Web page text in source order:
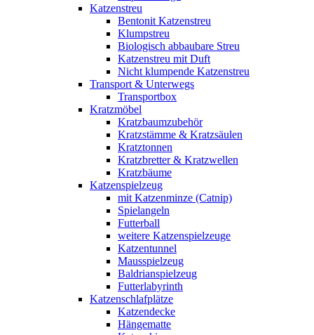
Katzenstreu
Bentonit Katzenstreu
Klumpstreu
Biologisch abbaubare Streu
Katzenstreu mit Duft
Nicht klumpende Katzenstreu
Transport & Unterwegs
Transportbox
Kratzmöbel
Kratzbaumzubehör
Kratzstämme & Kratzsäulen
Kratztonnen
Kratzbretter & Kratzwellen
Kratzbäume
Katzenspielzeug
mit Katzenminze (Catnip)
Spielangeln
Futterball
weitere Katzenspielzeuge
Katzentunnel
Mausspielzeug
Baldrianspielzeug
Futterlabyrinth
Katzenschlafplätze
Katzendecke
Hängematte